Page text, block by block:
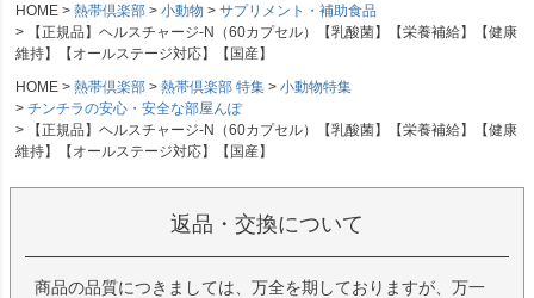
HOME
熱帯倶楽部 小動物
サプリメント・補助食品
【正規品】ヘルスチャージ-N（60カプセル）【乳酸菌】【栄養補給】【健康
維持】【オールステージ対応】【国産】
HOME
熱帯倶楽部 熱帯倶楽部 特集
小動物特集
チンチラの安心・安全な部屋んぽ
【正規品】ヘルスチャージ-N（60カプセル）【乳酸菌】【栄養補給】【健康
維持】【オールステージ対応】【国産】
返品・交換について
商品の品質につきましては、万全を期しておりますが、万一